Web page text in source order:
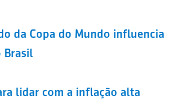
da Copa do Mundo influencia
Brasil
lidar com a inflação alta